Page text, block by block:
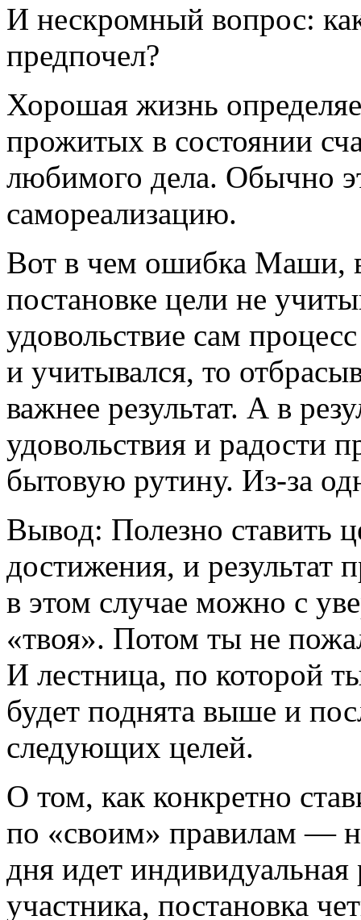
И нескромный вопрос:
предпочел?
Хорошая жизнь
прожитых в состоянии
любимого дела. Обычно
самореализацию.
Вот в чем ошибка Маши,
постановке цели не
удовольствие сам
и учитывался, то
важнее результат. А в
удовольствия и радости
бытовую рутину. Из-за
Вывод: Полезно ставить
достижения, и результат
в этом случае можно с
«твоя». Потом ты не
И лестница, по которой
будет поднята выше и
следующих целей.
О том, как конкретно
по «своим» правилам —
дня идет
участника, постановка